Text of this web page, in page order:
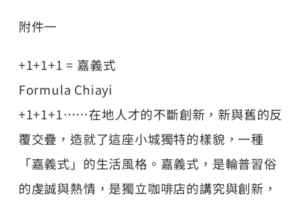
附件一
+1+1+1 = 嘉義式
Formula Chiayi
+1+1+1⋯⋯在地人才的不斷創新，新與舊的反
覆交疊，造就了這座小城獨特的樣貌，一種
「嘉義式」的生活風格。嘉義式，是輪普習俗
的虔誠與熱情，是獨立咖啡店的講究與創新，